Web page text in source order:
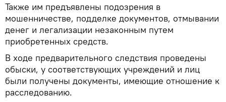
Также им предъявлены подозрения в
мошенничестве, подделке документов, отмывании
денег и легализации незаконным путем
приобретенных средств.
В ходе предварительного следствия проведены
обыски, у соответствующих учреждений и лиц
были получены документы, имеющие отношение к
расследованию.